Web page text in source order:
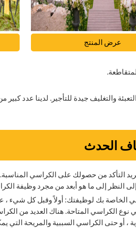
عرض المنتج
والتغليف جيدة للتأجير. لدينا عدد
الحدث
تريد التأكد من حصولك على الكراسي
النظر إلى ما هو أبعد من مجرد وظيفة
الخاصة بك لوظيفتك: أولاً وقبل كل شيء ،
الكراسي المتاحة. هناك العديد من
، أو حتى الكراسي السببية والمريحة